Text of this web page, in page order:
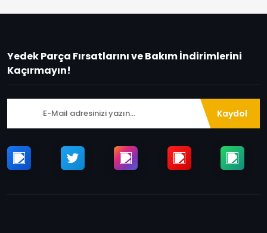
Yedek Parça Fırsatlarını ve Bakım İndirimlerini
Kaçırmayın!
Kaydol